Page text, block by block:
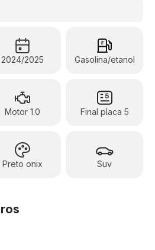
2024/2025 Gasolina/etanol
Motor 1.0 Final placa 5
Preto onix Suv